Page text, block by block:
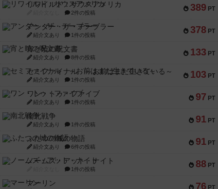
389 PT
リワイルド：サウスアメリカ
2件の投稿
378 PT
アンダー・ザ・テーブラー
紹介文あり 1件の投稿
133 PT
宵と暁の呪文書
紹介文あり 8件の投稿
103 PT
セミファイナル ～お前はまだ生きている～
紹介文あり 1件の投稿
97 PT
ワン・トゥ・ファイブ
紹介文あり 1件の投稿
91 PT
南北戦争
紹介文あり 1件の投稿
91 PT
ふたつの城の物語
紹介文あり 6件の投稿
88 PT
ノームズ・アット・ナイト
1件の投稿
76 PT
マーリン